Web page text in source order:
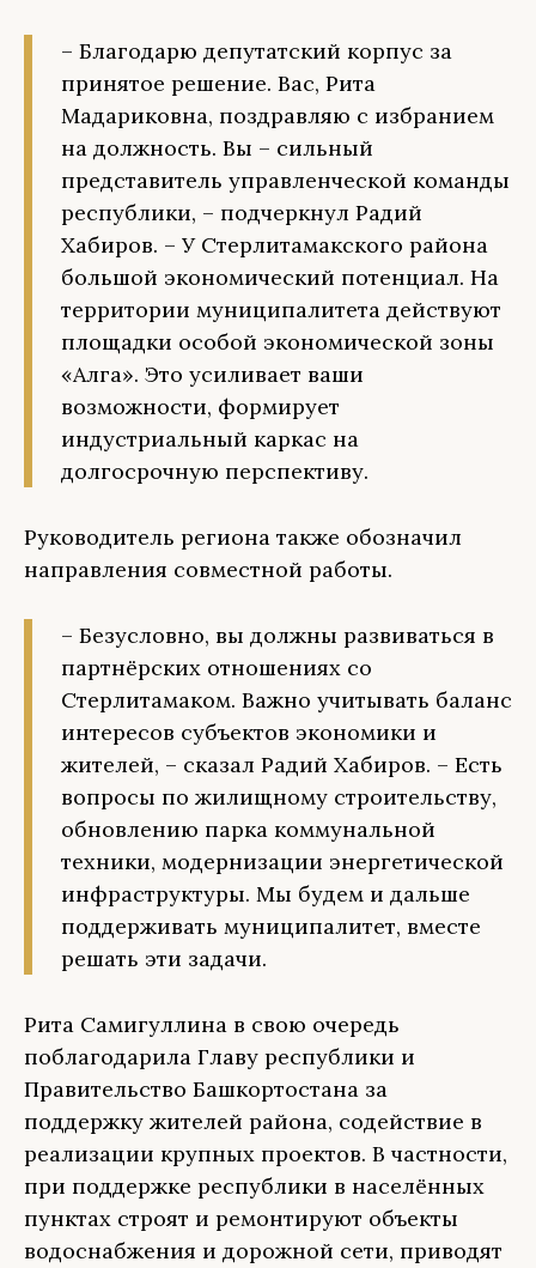
– Благодарю депутатский корпус за
принятое решение. Вас, Рита
Мадариковна, поздравляю с избранием
на должность. Вы – сильный
представитель управленческой команды
республики, – подчеркнул Радий
Хабиров. – У Стерлитамакского района
большой экономический потенциал. На
территории муниципалитета действуют
площадки особой экономической зоны
«Алга». Это усиливает ваши
возможности, формирует
индустриальный каркас на
долгосрочную перспективу.
Руководитель региона также обозначил
направления совместной работы.
– Безусловно, вы должны развиваться в
партнёрских отношениях со
Стерлитамаком. Важно учитывать баланс
интересов субъектов экономики и
жителей, – сказал Радий Хабиров. – Есть
вопросы по жилищному строительству,
обновлению парка коммунальной
техники, модернизации энергетической
инфраструктуры. Мы будем и дальше
поддерживать муниципалитет, вместе
решать эти задачи.
Рита Самигуллина в свою очередь
поблагодарила Главу республики и
Правительство Башкортостана за
поддержку жителей района, содействие в
реализации крупных проектов. В частности,
при поддержке республики в населённых
пунктах строят и ремонтируют объекты
водоснабжения и дорожной сети, приводят